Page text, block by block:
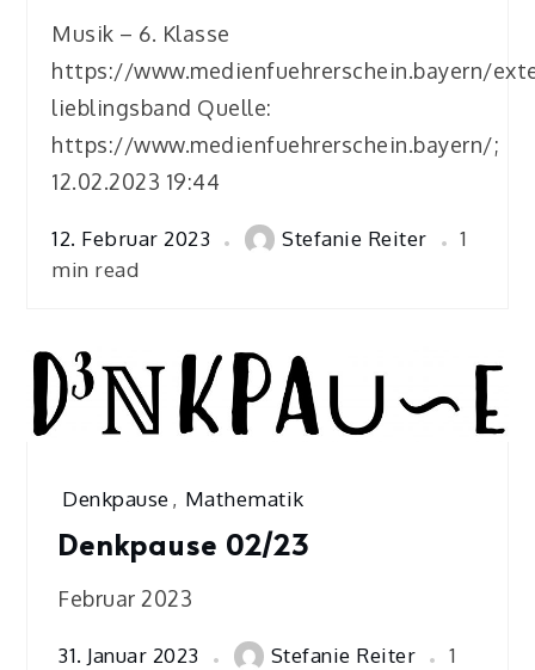
Musik – 6. Klasse
https://www.medienfuehrerschein.bayern/
lieblingsband Quelle:
https://www.medienfuehrerschein.bayern/;
12.02.2023 19:44
12. Februar 2023 Stefanie Reiter
1
min read
Denkpause, Mathematik
Denkpause 02/23
Februar 2023
31. Januar 2023 Stefanie Reiter
1